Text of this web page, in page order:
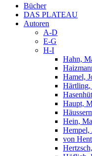
Bücher
DAS PLATEAU
Autoren
A-D
E-G
H-I
Hahn,
Hamel,
Härtling,
Haupt,
Hein,
Hempel,
von